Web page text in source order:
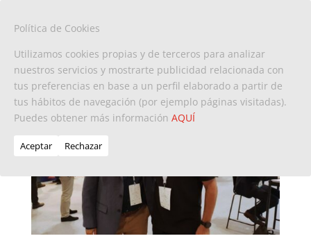
Política de Cookies
Utilizamos cookies propias y de terceros para analizar
nuestros servicios y mostrarte publicidad relacionada con
tus preferencias en base a un perfil elaborado a partir de
tus hábitos de navegación (por ejemplo páginas visitadas).
Puedes obtener más información AQUÍ
Aceptar Rechazar